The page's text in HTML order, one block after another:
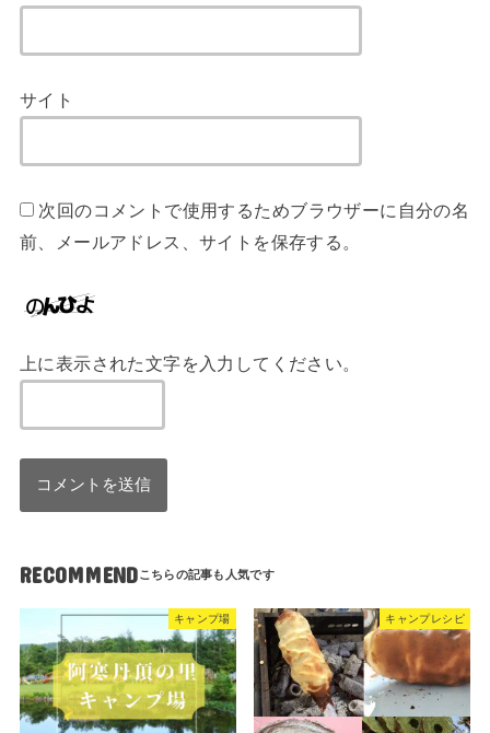
サイト
次回のコメントで使用するためブラウザーに自分の名
前、メールアドレス、サイトを保存する。
上に表示された文字を入力してください。
RECOMMEND
キャンプ場 キャンプレシピ